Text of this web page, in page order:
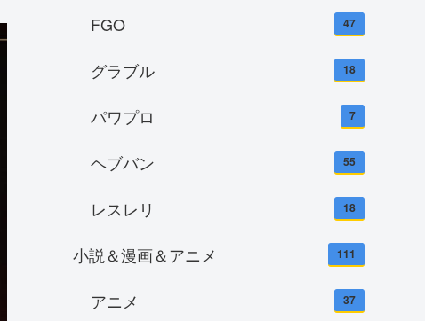
FGO 47
グラブル 18
パワプロ 7
ヘブバン 55
レスレリ 18
小説＆漫画＆アニメ 111
アニメ 37